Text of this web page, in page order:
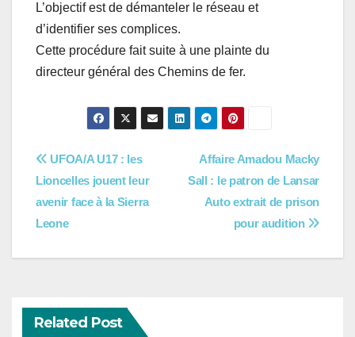
L’objectif est de démanteler le réseau et
d’identifier ses complices.
Cette procédure fait suite à une plainte du
directeur général des Chemins de fer.
Navigation
de
l’article
Affaire Amadou Macky
Sall : le patron de Lansar
Auto extrait de prison
pour audition
UFOA/A U17 : les
Lioncelles jouent leur
avenir face à la Sierra
Leone
Related Post